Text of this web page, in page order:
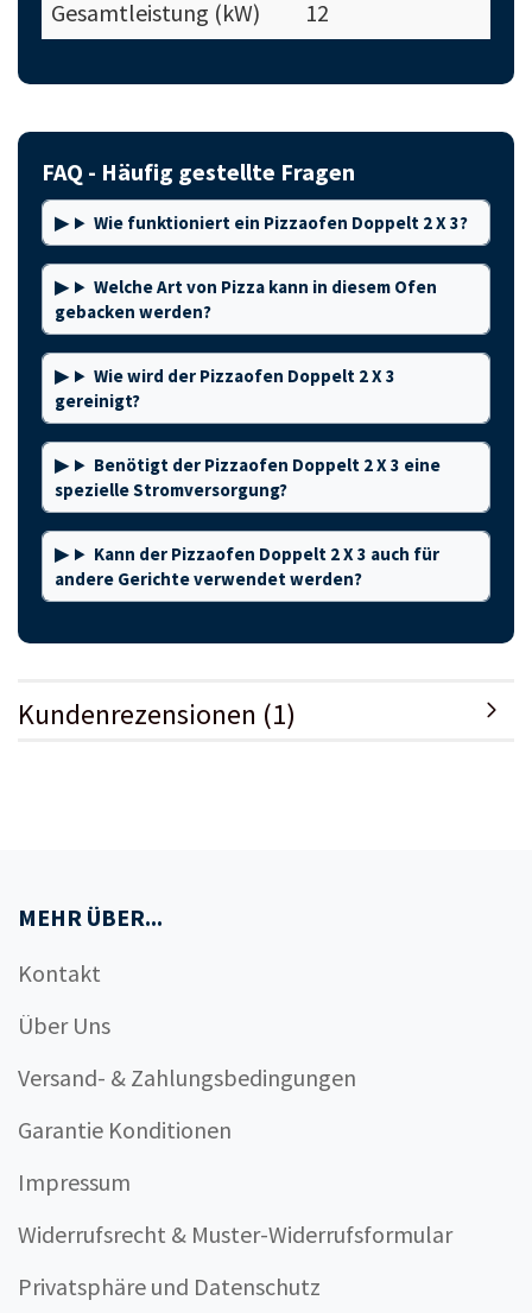
Gesamtleistung (kW) 12
FAQ - Häufig gestellte Fragen
Wie funktioniert ein Pizzaofen Doppelt 2 X 3?
Welche Art von Pizza kann in diesem Ofen
gebacken werden?
Wie wird der Pizzaofen Doppelt 2 X 3
gereinigt?
Benötigt der Pizzaofen Doppelt 2 X 3 eine
spezielle Stromversorgung?
Kann der Pizzaofen Doppelt 2 X 3 auch für
andere Gerichte verwendet werden?
Kundenrezensionen (1)
MEHR ÜBER...
Kontakt
Über Uns
Versand- & Zahlungsbedingungen
Garantie Konditionen
Impressum
Widerrufsrecht & Muster-Widerrufsformular
Privatsphäre und Datenschutz